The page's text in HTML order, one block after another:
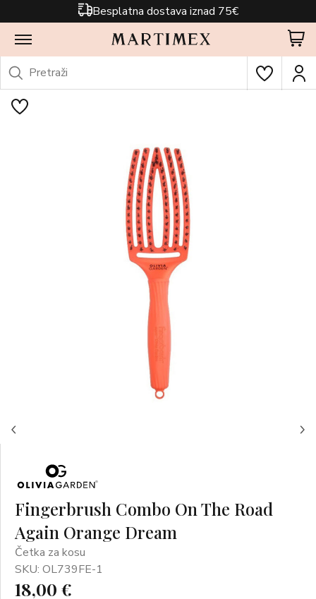
Besplatna dostava iznad 75€
Fingerbrush Combo On The Road
Again Orange Dream
Četka za kosu
SKU: OL739FE-1
18,00 €